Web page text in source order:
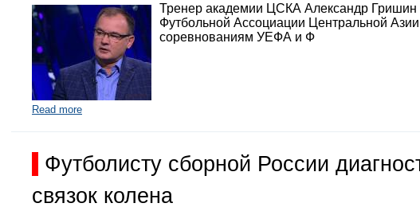
Тренер академии ЦСКА Александр Гришин
Футбольной Ассоциации Центральной
соревнованиям УЕФА и Ф
Read more
Футболисту сборной России
связок колена